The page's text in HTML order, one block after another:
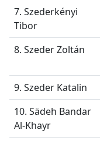
7. Szederkényi
Tibor
8. Szeder Zoltán
9. Szeder Katalin
10. Sädeh Bandar
Al-Khayr